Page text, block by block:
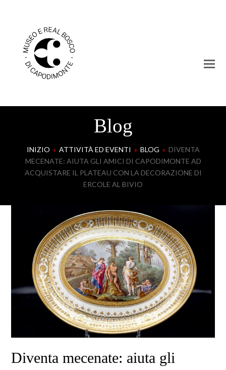
Blog
INIZIO » ATTIVITÀ ED EVENTI » BLOG » DIVENTA
MECENATE: AIUTA GLI AMICI DI CAPODIMONTE AD
ACQUISTARE IL PLATEAU CON LA DECORAZIONE DI
ERCOLE AL BIVIO
Diventa mecenate: aiuta gli